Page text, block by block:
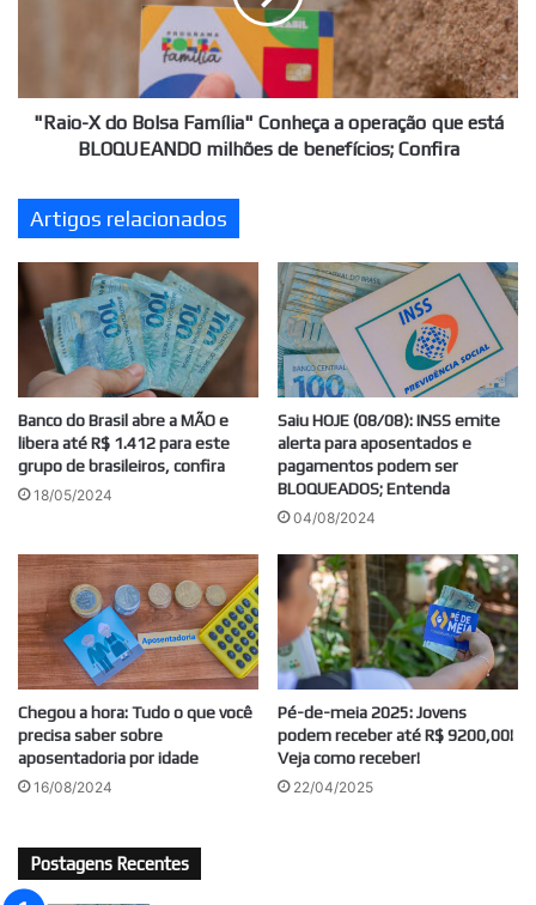
que
está
BLOQUEANDO
de
benefícios;
"Raio-X do Bolsa Família" Conheça a operação que está
BLOQUEANDO milhões de benefícios; Confira
Artigos relacionados
Banco do Brasil abre a MÃO e
libera até R$ 1.412 para este
grupo de brasileiros, confira
18/05/2024
Saiu HOJE (08/08): INSS emite
alerta para aposentados e
pagamentos podem ser
BLOQUEADOS; Entenda
04/08/2024
Chegou a hora: Tudo o que você
precisa saber sobre
aposentadoria por idade
16/08/2024
Pé-de-meia 2025: Jovens
podem receber até R$ 9200,00!
Veja como receber!
22/04/2025
Postagens Recentes